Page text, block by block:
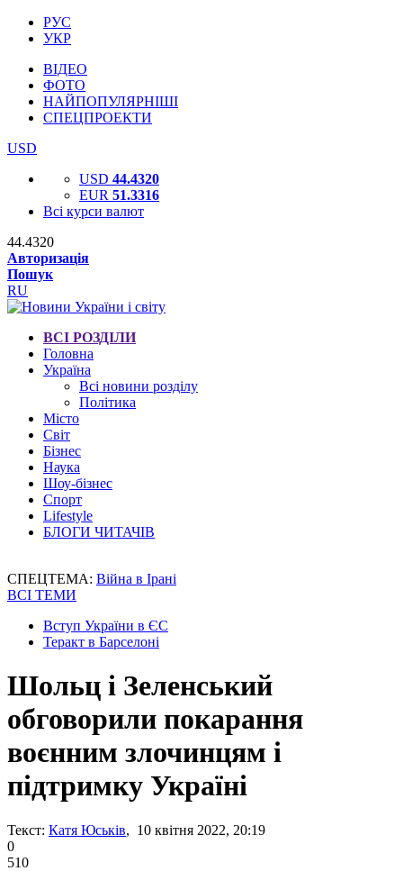
РУС
УКР
ВІДЕО
ФОТО
НАЙПОПУЛЯРНІШІ
СПЕЦПРОЕКТИ
USD
USD 44.4320
EUR 51.3316
Всі курси валют
44.4320
Авторизація
Пошук
RU
ВСІ РОЗДІЛИ
Головна
Україна
Всі новини розділу
Політика
Місто
Світ
Бізнес
Наука
Шоу-бізнес
Спорт
Lifestyle
БЛОГИ ЧИТАЧІВ
СПЕЦТЕМА: Війна в Ірані
ВСІ ТЕМИ
Вступ України в ЄС
Теракт в Барселоні
Шольц і Зеленський
обговорили покарання
воєнним злочинцям і
підтримку Україні
Текст: Катя Юськів, 10 квітня 2022, 20:19
0
510